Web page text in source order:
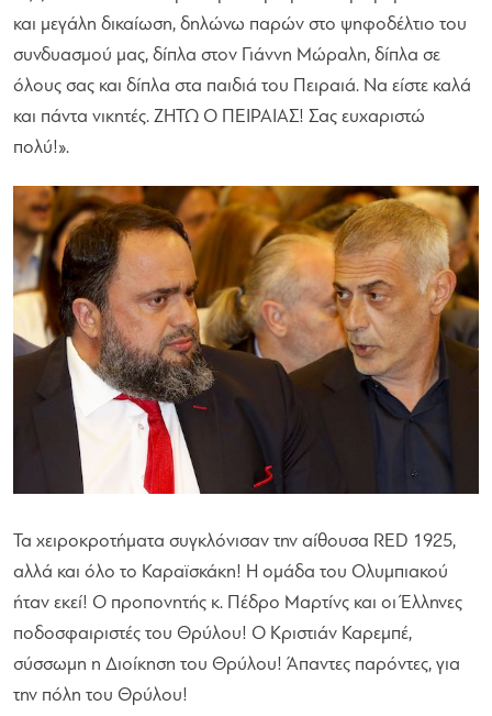
και μεγάλη δικαίωση, δηλώνω παρών στο ψηφοδέλτιο του
συνδυασμού μας, δίπλα στον Γιάννη Μώραλη, δίπλα σε
όλους σας και δίπλα στα παιδιά του Πειραιά. Να είστε καλά
και πάντα νικητές. ΖΗΤΩ Ο ΠΕΙΡΑΙΑΣ! Σας ευχαριστώ
πολύ!».
Τα χειροκροτήματα συγκλόνισαν την αίθουσα RED 1925,
αλλά και όλο το Καραϊσκάκη! Η ομάδα του Ολυμπιακού
ήταν εκεί! Ο προπονητής κ. Πέδρο Μαρτίνς και οι Έλληνες
ποδοσφαιριστές του Θρύλου! Ο Κριστιάν Καρεμπέ,
σύσσωμη η Διοίκηση του Θρύλου! Άπαντες παρόντες, για
την πόλη του Θρύλου!